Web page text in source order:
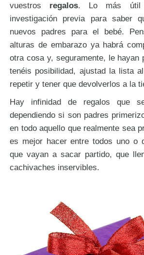
vuestros regalos. Lo más útil
investigación previa para saber
nuevos padres para el bebé.
alturas de embarazo ya habrá
otra cosa y, seguramente, le hayan
tenéis posibilidad, ajustad la lista
repetir y tener que devolverlos a la
Hay infinidad de regalos que
dependiendo si son padres
en todo aquello que realmente sea
es mejor hacer entre todos uno o
que vayan a sacar partido, que
cachivaches inservibles.